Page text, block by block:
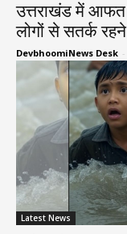
उत्तराखंड में आफत
लोगों से सतर्क
DevbhoomiNews Desk -
Latest News